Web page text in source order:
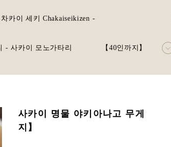
뉴 - 차카이 세키 Chakaiseikizen - 【
리 - 사카이 모노가타리 【40인까지】
사카이 명물 야키
지】